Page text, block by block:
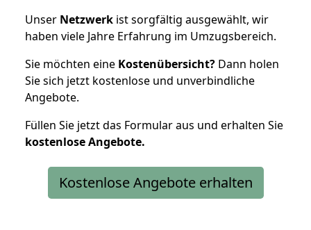
Unser Netzwerk ist sorgfältig ausgewählt, wir
haben viele Jahre Erfahrung im Umzugsbereich.
Sie möchten eine Kostenübersicht? Dann holen
Sie sich jetzt kostenlose und unverbindliche
Angebote.
Füllen Sie jetzt das Formular aus und erhalten Sie
kostenloseAngebote.
Kostenlose Angebote erhalten